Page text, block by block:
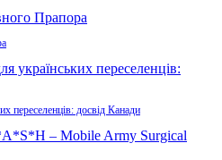
переселенців: досвід Канади